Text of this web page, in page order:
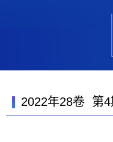
2022年28卷 第4